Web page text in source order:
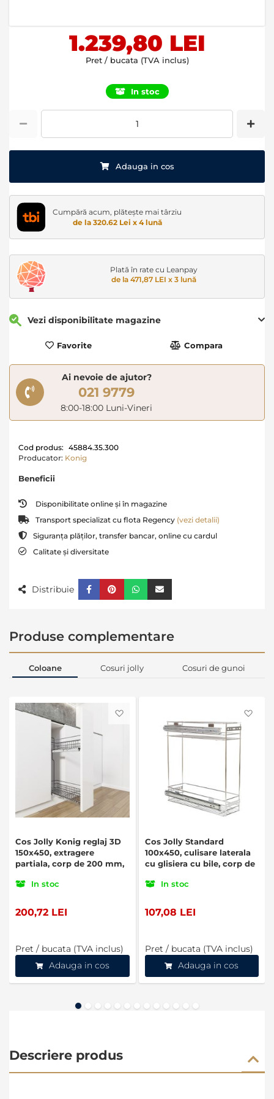
images
1.239,80 LEI
Pret / bucata (TVA inclus)
In stoc
Adauga in cos
Cumpără acum, plătește mai târziu
de la 320.62 Lei x 4 lună
Plată în rate cu Leanpay
de la 471,87 LEI x 3 lună
Vezi disponibilitate magazine
Favorite Compara
Ai nevoie de ajutor?
021 9779
8:00-18:00 Luni-Vineri
Cod produs: 45884.35.300
Producator: Konig
Beneficii
Disponibilitate online și în magazine
Transport specializat cu flota Regency (vezi detalii)
Siguranța plăților, transfer bancar, online cu cardul
Calitate și diversitate
Distribuie
Produse complementare
Coloane Cosuri jolly Cosuri de gunoi
Cos Jolly Konig reglaj 3D
150x450, extragere
partiala, corp de 200 mm,
In stoc
200,72 LEI
Pret / bucata (TVA inclus)
Adauga in cos
Cos Jolly Standard
100x450, culisare laterala
cu glisiera cu bile, corp de
In stoc
107,08 LEI
Pret / bucata (TVA inclus)
Adauga in cos
Descriere produs